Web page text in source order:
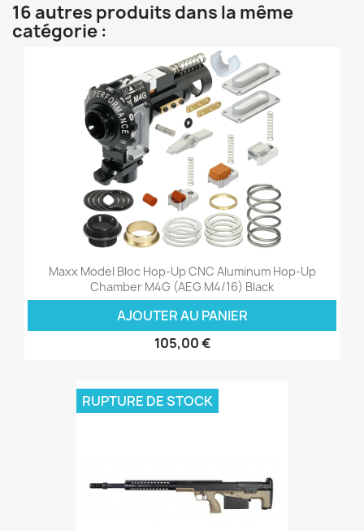
16 autres produits dans la même
catégorie :
Maxx Model Bloc Hop-Up CNC Aluminum Hop-Up
Chamber M4G (AEG M4/16) Black
AJOUTER AU PANIER
105,00 €
RUPTURE DE STOCK